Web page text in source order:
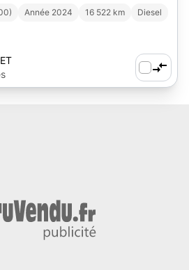
Année 2024 16 522 km
Diesel